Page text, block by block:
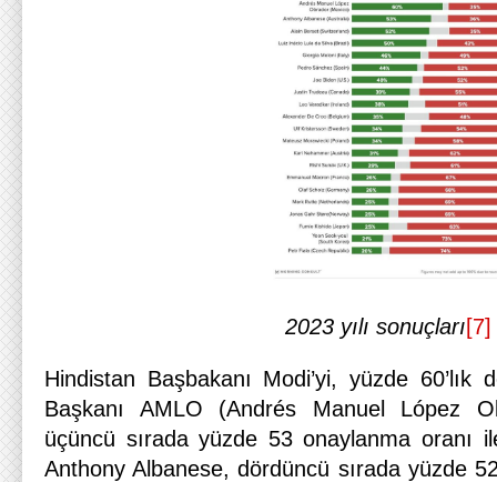
2023 yılı sonuçları[7]
Hindistan Başbakanı Modi’yi, yüzde 60’lık
Başkanı AMLO (Andrés Manuel López
üçüncü sırada yüzde 53 onaylanma oranı
Anthony Albanese, dördüncü sırada yüzde